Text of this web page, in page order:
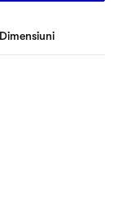
Dimensiuni